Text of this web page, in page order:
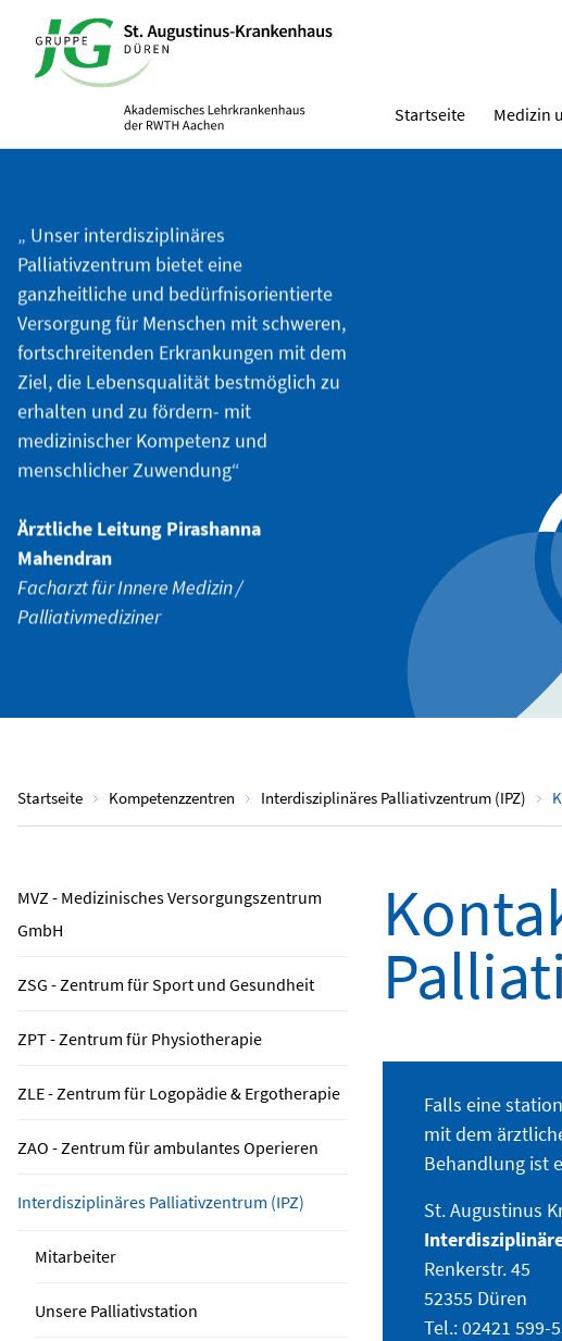
Startseite Medizin
„ Unser interdisziplinäres
Palliativzentrum bietet eine
ganzheitliche und bedürfnisorientierte
Versorgung für Menschen mit schweren,
fortschreitenden Erkrankungen mit dem
Ziel, die Lebensqualität bestmöglich zu
erhalten und zu fördern- mit
medizinischer Kompetenz und
menschlicher Zuwendung“
Ärztliche Leitung Pirashanna
Mahendran
Facharzt für Innere Medizin /
Palliativmediziner
Startseite Kompetenzzentren Interdisziplinäres Palliativzentrum (IPZ)
MVZ - Medizinisches Versorgungszentrum
GmbH
ZSG - Zentrum für Sport und Gesundheit
ZPT - Zentrum für Physiotherapie
ZLE - Zentrum für Logopädie & Ergotherapie
ZAO - Zentrum für ambulantes Operieren
Interdisziplinäres Palliativzentrum (IPZ)
Mitarbeiter
Unsere Palliativstation
Falls eine
mit dem
Behandlung ist
St. Augustinus
Renkerstr. 45
52355 Düren
Tel.: 02421 599-